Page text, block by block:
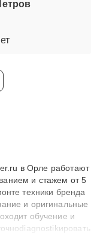
в Орле работают
и стажем от 5
техники бренда
и оригинальные
обучение и